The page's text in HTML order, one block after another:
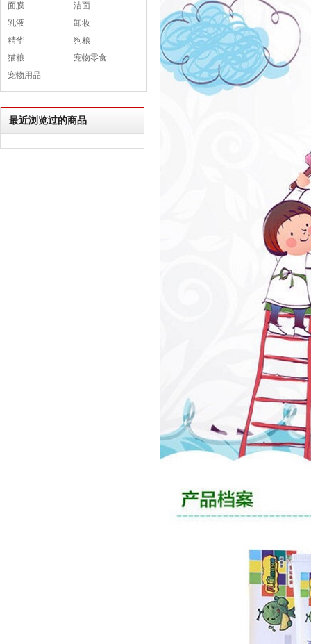
面膜
洁面
乳液
卸妆
精华
狗粮
猫粮
宠物零食
宠物用品
最近浏览过的商品